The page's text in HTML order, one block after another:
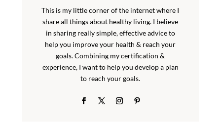
This is my little corner of the internet where I
share all things about healthy living. I believe
in sharing really simple, effective advice to
help you improve your health & reach your
goals. Combining my certification &
experience, I want to help you develop a plan
to reach your goals.